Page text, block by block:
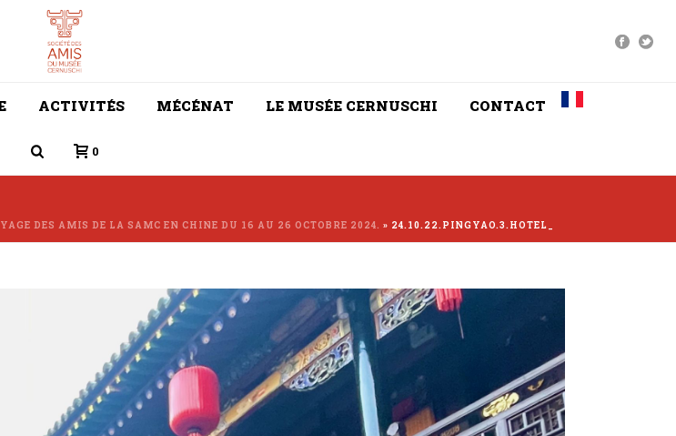
ACTIVITÉS MÉCÉNAT LE MUSÉE CERNUSCHI CONTACT
0
DES AMIS DE LA SAMC EN CHINE DU 16 AU 26 OCTOBRE 2024. » 24.10.22.PINGYAO.3.HOTEL_